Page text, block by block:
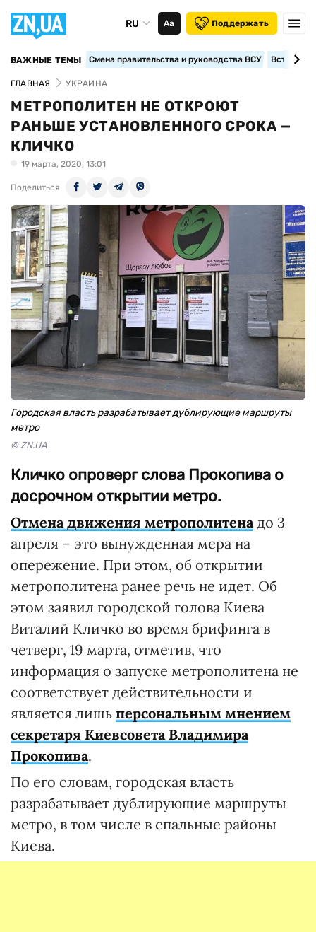
RU Аа Поддержать
ВАЖНЫЕ ТЕМЫ Смена правительства и руководства ВСУ
ГЛАВНАЯ УКРАИНА
МЕТРОПОЛИТЕН НЕ ОТКРОЮТ
РАНЬШЕ УСТАНОВЛЕННОГО СРОКА —
КЛИЧКО
19 марта, 2020, 13:01
Поделиться
Городская власть разрабатывает дублирующие маршруты
метро
© ZN.UA
Кличко опроверг слова Прокопива о
досрочном открытии метро.
Отмена движения метрополитенадо 3
апреля – это вынужденная мера на
опережение. При этом, об открытии
метрополитена ранее речь не идет. Об
этом заявил городской голова Киева
Виталий Кличко во время брифинга в
четверг, 19 марта, отметив, что
информация о запуске метрополитена не
соответствует действительности и
является лишь персональным мнением
секретаря Киевсовета Владимира
Прокопива.
По его словам, городская власть
разрабатывает дублирующие маршруты
метро, в том числе в спальные районы
Киева.